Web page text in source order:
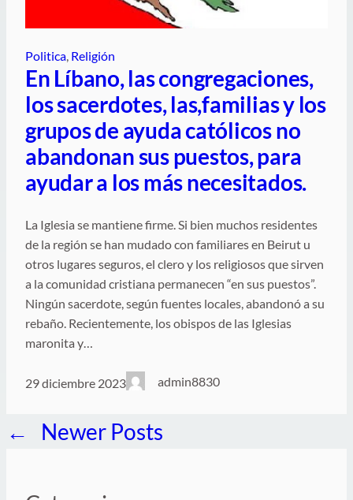
Politica, Religión
En Líbano, las congregaciones,
los sacerdotes, las,familias y los
grupos de ayuda católicos no
abandonan sus puestos, para
ayudar a los más necesitados.
La Iglesia se mantiene firme. Si bien muchos residentes
de la región se han mudado con familiares en Beirut u
otros lugares seguros, el clero y los religiosos que sirven
a la comunidad cristiana permanecen “en sus puestos”.
Ningún sacerdote, según fuentes locales, abandonó a su
rebaño. Recientemente, los obispos de las Iglesias
maronita y…
29 diciembre 2023 admin8830
← Newer Posts